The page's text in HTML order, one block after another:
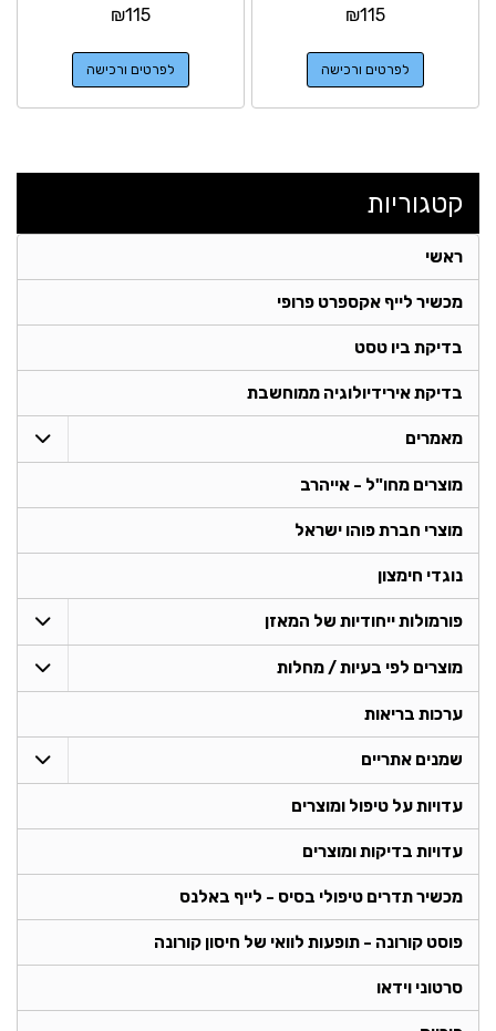
₪115
לפרטים ורכישה
₪115
לפרטים ורכישה
קטגוריות
ראשי
מכשיר לייף אקספרט פרופי
בדיקת ביו טסט
בדיקת אירידיולוגיה ממוחשבת
מאמרים
מוצרים מחו"ל - אייהרב
מוצרי חברת פוהו ישראל
נוגדי חימצון
פורמולות ייחודיות של המאזן
מוצרים לפי בעיות / מחלות
ערכות בריאות
שמנים אתריים
עדויות על טיפול ומוצרים
עדויות בדיקות ומוצרים
מכשיר תדרים טיפולי בסיס - לייף באלנס
פוסט קורונה - תופעות לוואי של חיסון קורונה
סרטוני וידאו